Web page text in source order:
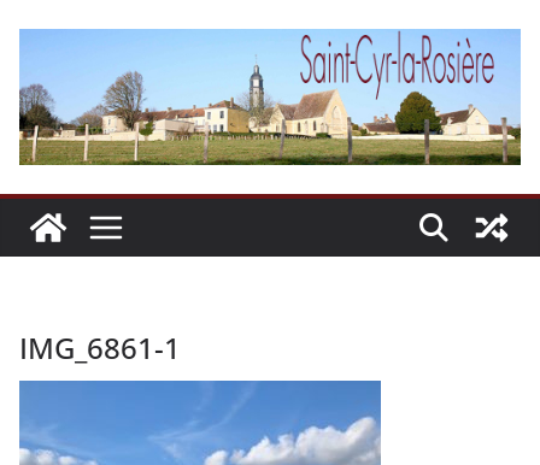
contenu
IMG_6861-1